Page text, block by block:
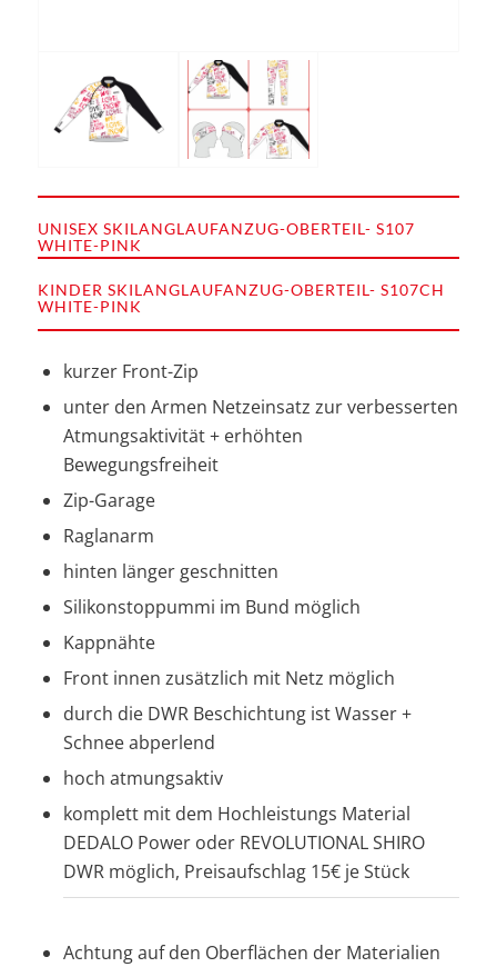
UNISEX SKILANGLAUFANZUG-OBERTEIL- S107
WHITE-PINK
KINDER SKILANGLAUFANZUG-OBERTEIL- S107CH
WHITE-PINK
kurzer Front-Zip
unter den Armen Netzeinsatz zur verbesserten
Atmungsaktivität + erhöhten
Bewegungsfreiheit
Zip-Garage
Raglanarm
hinten länger geschnitten
Silikonstoppummi im Bund möglich
Kappnähte
Front innen zusätzlich mit Netz möglich
durch die DWR Beschichtung ist Wasser +
Schnee abperlend
hoch atmungsaktiv
komplett mit dem Hochleistungs Material
DEDALO Power oder REVOLUTIONAL SHIRO
DWR möglich, Preisaufschlag 15€ je Stück
Achtung auf den Oberflächen der Materialien